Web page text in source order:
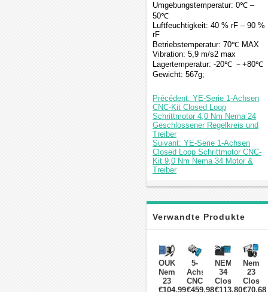
Umgebungstemperatur: 0℃ –
50℃
Luftfeuchtigkeit: 40 % rF – 90 %
rF
Betriebstemperatur: 70℃ MAX
Vibration: 5,9 m/s2 max
Lagertemperatur: -20℃ －+80℃
Gewicht: 567g;
Précédent: YE-Serie 1-Achsen
CNC-Kit Closed Loop
Schrittmotor 4,0 Nm Nema 24
Geschlossener Regelkreis und
Treiber
Suivant: YE-Serie 1-Achsen
Closed Loop Schrittmotor CNC-
Kit 9,0 Nm Nema 34 Motor &
Treiber
Verwandte Produkte
OUKEDA
Nema
23
Closed-
€104.99
5-
Achs
CNC-
Kit
€459.98
NEMA
34
Closed-
Loop-
€113.80
Nema
23
Loop-
€70.68